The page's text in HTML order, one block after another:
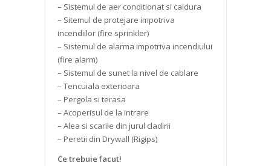
– Sistemul de aer conditionat si caldura
– Sitemul de protejare impotriva
incendiilor (fire sprinkler)
– Sistemul de alarma impotriva incendiului
(fire alarm)
– Sistemul de sunet la nivel de cablare
– Tencuiala exterioara
– Pergola si terasa
– Acoperisul de la intrare
– Alea si scarile din jurul cladirii
– Peretii din Drywall (Rigips)
Ce trebuie facut!